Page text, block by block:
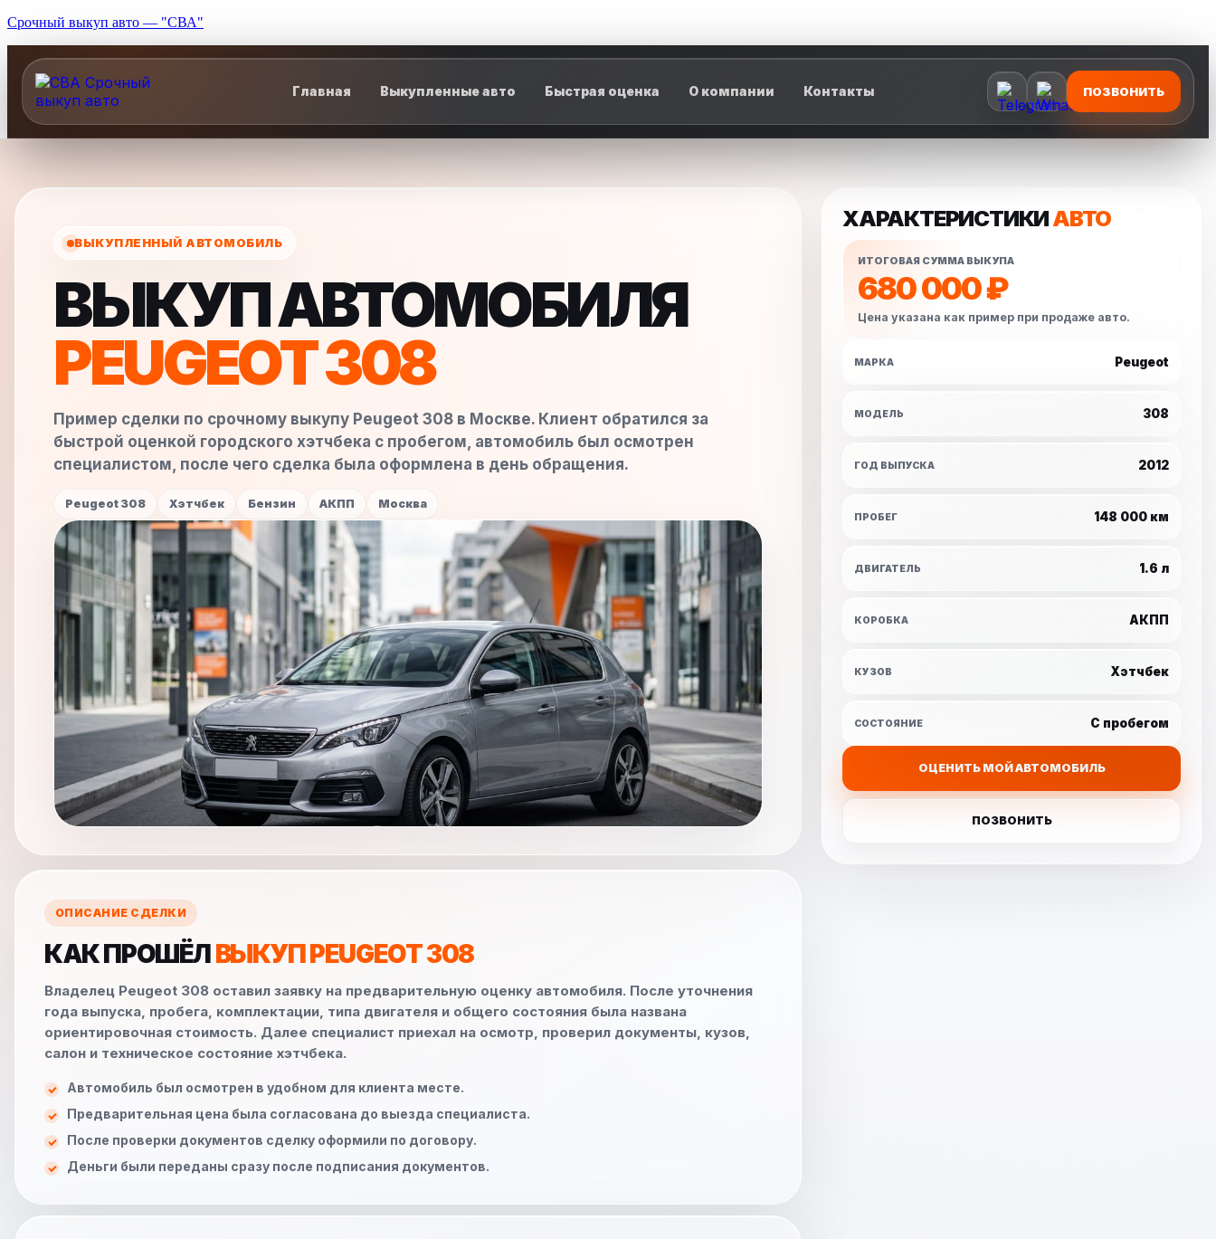
Срочный выкуп авто — "СВА"
Главная Выкупленные авто Быстрая оценка О компании Контакты ПОЗВОНИТЬ
ВЫКУПЛЕННЫЙ АВТОМОБИЛЬ
ВЫКУП АВТОМОБИЛЯ
PEUGEOT 308
Пример сделки по срочному выкупу Peugeot 308 в Москве. Клиент обратился за
быстрой оценкой городского хэтчбека с пробегом, автомобиль был осмотрен
специалистом, после чего сделка была оформлена в день обращения.
Peugeot 308 Хэтчбек Бензин АКПП Москва
ХАРАКТЕРИСТИКИАВТО
ИТОГОВАЯ СУММА ВЫКУПА
680 000 ₽
Цена указана как пример при продаже авто.
МАРКА Peugeot
МОДЕЛЬ 308
ГОД ВЫПУСКА 2012
ПРОБЕГ 148 000 км
ДВИГАТЕЛЬ 1.6 л
КОРОБКА АКПП
КУЗОВ Хэтчбек
СОСТОЯНИЕ С пробегом
ОЦЕНИТЬ МОЙ АВТОМОБИЛЬ
ПОЗВОНИТЬ
ОПИСАНИЕ СДЕЛКИ
КАК ПРОШЁЛВЫКУП PEUGEOT 308
Владелец Peugeot 308 оставил заявку на предварительную оценку автомобиля. После уточнения
года выпуска, пробега, комплектации, типа двигателя и общего состояния была названа
ориентировочная стоимость. Далее специалист приехал на осмотр, проверил документы, кузов,
салон и техническое состояние хэтчбека.
Автомобиль был осмотрен в удобном для клиента месте.
Предварительная цена была согласована до выезда специалиста.
После проверки документов сделку оформили по договору.
Деньги были переданы сразу после подписания документов.